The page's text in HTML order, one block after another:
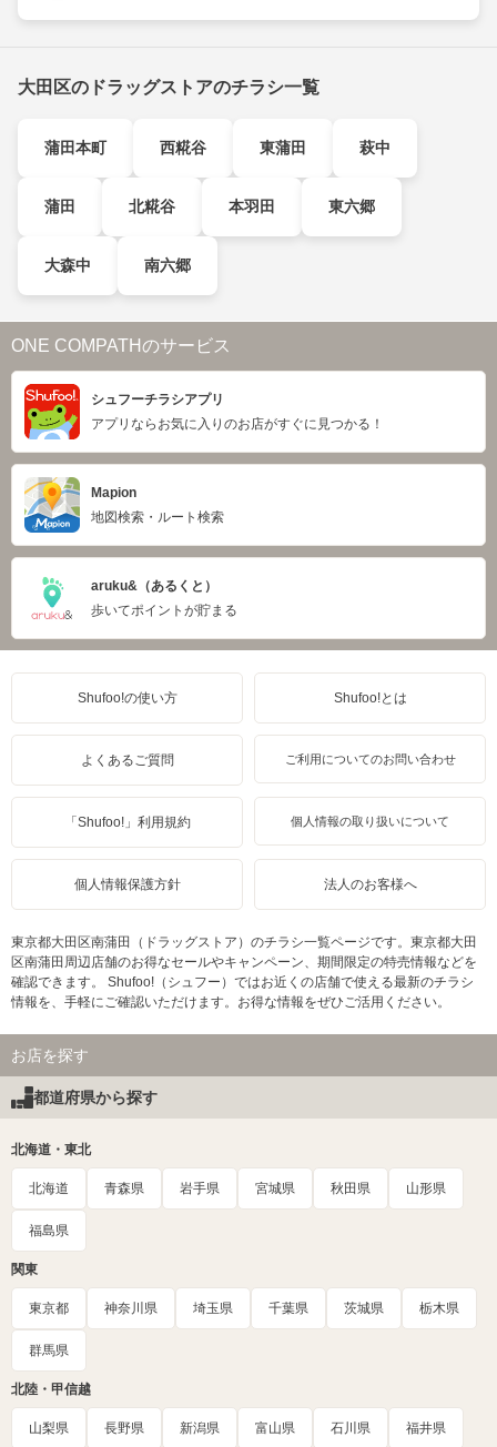
大田区のドラッグストアのチラシ一覧
蒲田本町 西糀谷 東蒲田 萩中
蒲田 北糀谷 本羽田 東六郷
大森中 南六郷
ONE COMPATHのサービス
シュフーチラシアプリ
アプリならお気に入りのお店がすぐに見つかる！
Mapion
地図検索・ルート検索
aruku&（あるくと）
歩いてポイントが貯まる
Shufoo!の使い方 Shufoo!とは
よくあるご質問 ご利用についてのお問い合わせ
「Shufoo!」利用規約 個人情報の取り扱いについて
個人情報保護方針 法人のお客様へ
東京都大田区南蒲田（ドラッグストア）のチラシ一覧ページです。東京都大田
区南蒲田周辺店舗のお得なセールやキャンペーン、期間限定の特売情報などを
確認できます。 Shufoo!（シュフー）ではお近くの店舗で使える最新のチラシ
情報を、手軽にご確認いただけます。お得な情報をぜひご活用ください。
お店を探す
都道府県から探す
北海道・東北
北海道 青森県 岩手県 宮城県 秋田県 山形県
福島県
関東
東京都 神奈川県 埼玉県 千葉県 茨城県 栃木県
群馬県
北陸・甲信越
山梨県 長野県 新潟県 富山県 石川県 福井県